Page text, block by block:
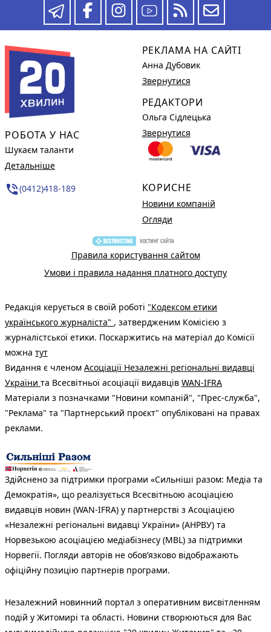
РОБОТА У НАС
Шукаєм таланти
Детальніше
phone_in_talk(0412)418-189
РЕКЛАМА НА САЙТІ
Анна Дубовик
Звернутися
РЕДАКТОРИ
Ольга Сідлецька
Звернутися
КОРИСНЕ
Новини компаній
Огляди
Правила користування сайтом
Умови і правила надання платного доступу
Редакція керується в своїй роботі "Кодексом етики
українського журналіста" , затвердженим Комісією з
журналістської етики. Поскаржитись на матеріал до Комісії
можна тут
Видання є членом Асоціації Незалежні регіональні видавці
України та Всесвітньої асоціації видавців WAN-IFRA
Матеріали з позначками "Новини компаній", "Прес-служба",
"Реклама" та "Партнерський проєкт" опубліковані на правах
реклами.
Здійснено за підтримки програми «Сильніші разом: Медіа та
Демократія», що реалізується Всесвітньою асоціацією
видавців новин (WAN-IFRA) у партнерстві з Асоціацією
«Незалежні регіональні видавці України» (АНРВУ) та
Норвезькою асоціацією медіабізнесу (MBL) за підтримки
Норвегії. Погляди авторів не обов’язково відображають
офіційну позицію партнерів програми.
Незалежний новинний портал з оперативним висвітленням
подій у Житомирі та області. Новини створюються для Вас